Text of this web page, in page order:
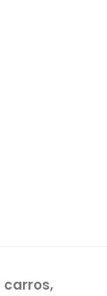
carros,